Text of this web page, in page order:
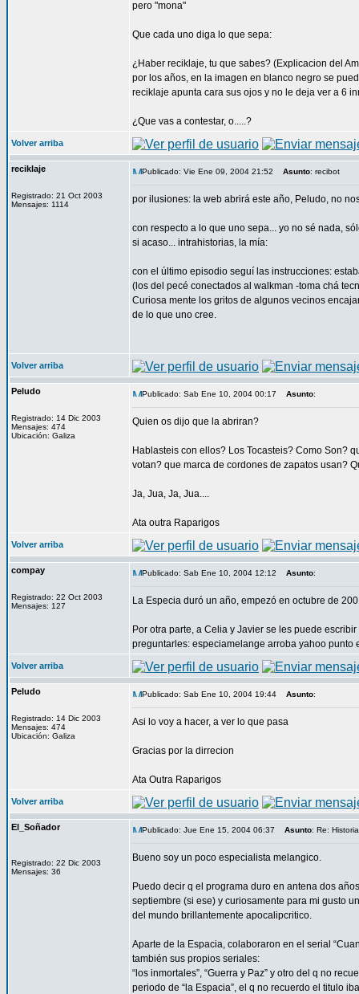
pero "mona"
Que cada uno diga lo que sepa:
¿Haber reciklaje, tu que sabes? (Explicacion del
por los años, en la imagen en blanco negro se
reciklaje apunta cara sus ojos y no le deja ver a 6
¿Que vas a contestar, o.....?
Volver arriba
reciklaje
Registrado: 21 Oct 2003
Mensajes: 1114
Publicado: Vie Ene 09, 2004 21:52 Asunto: recibot
por ilusiones: la web abrirá este año, Peludo, no
con respecto a lo que uno sepa... yo no sé nada,
si acaso... intrahistorias, la mía:
con el último episodio seguí las instrucciones:
(los del pecé conectados al walkman -toma chá
Curiosa mente los gritos de algunos vecinos
de lo que uno cree.
Volver arriba
Peludo
Registrado: 14 Dic 2003
Mensajes: 474
Ubicación: Galiza
Publicado: Sab Ene 10, 2004 00:17 Asunto:
Quien os dijo que la abriran?
Hablasteis con ellos? Los Tocasteis? Como Son?
votan? que marca de cordones de zapatos usan?
Ja, Jua, Ja, Jua....
Ata outra Raparigos
Volver arriba
compay
Registrado: 22 Oct 2003
Mensajes: 127
Publicado: Sab Ene 10, 2004 12:12 Asunto:
La Especia duró un año, empezó en octubre de
Por otra parte, a Celia y Javier se les puede
preguntarles: especiamelange arroba yahoo punto
Volver arriba
Peludo
Registrado: 14 Dic 2003
Mensajes: 474
Ubicación: Galiza
Publicado: Sab Ene 10, 2004 19:44 Asunto:
Asi lo voy a hacer, a ver lo que pasa
Gracias por la dirrecion
Ata Outra Raparigos
Volver arriba
El_Soñador
Registrado: 22 Dic 2003
Mensajes: 36
Publicado: Jue Ene 15, 2004 06:37 Asunto: Re:
Bueno soy un poco especialista melangico.
Puedo decir q el programa duro en antena dos
septiembre (si ese) y curiosamente para mi gusto
del mundo brillantemente apocalipcritico.
Aparte de la Espacia, colaboraron en el serial
también sus propios seriales:
“los inmortales”, “Guerra y Paz” y otro del q no
periodo de “la Espacia”, el q no recuerdo el titulo